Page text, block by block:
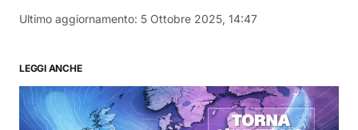
Ultimo aggiornamento: 5 Ottobre 2025, 14:47
LEGGI ANCHE